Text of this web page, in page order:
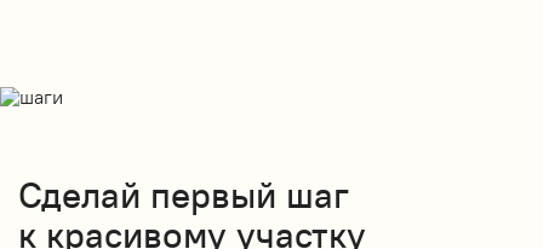
Сделай первый шаг
к красивому участку